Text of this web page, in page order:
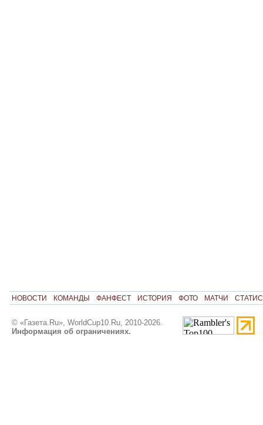
НОВОСТИ КОМАНДЫ ФАНФЕСТ ИСТОРИЯ ФОТО МАТЧИ
© «Газета.Ru», WorldCup10.Ru, 2010-2026.
Информация об ограничениях.